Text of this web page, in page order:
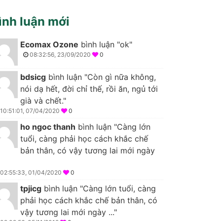
luận mới
Ecomax Ozone bình luận "ok"
08:32:56, 23/09/2020 0
bdsicg bình luận "Còn gì nữa không,
nói dạ hết, đời chỉ thế, rồi ăn, ngủ tới
già và chết."
10:51:01, 07/04/2020 0
ho ngoc thanh bình luận "Càng lớn
tuổi, càng phải học cách khắc chế
bản thân, có vậy tương lai mới ngày
02:55:33, 01/04/2020 0
tpjicg bình luận "Càng lớn tuổi, càng
phải học cách khắc chế bản thân, có
vậy tương lai mới ngày ..."